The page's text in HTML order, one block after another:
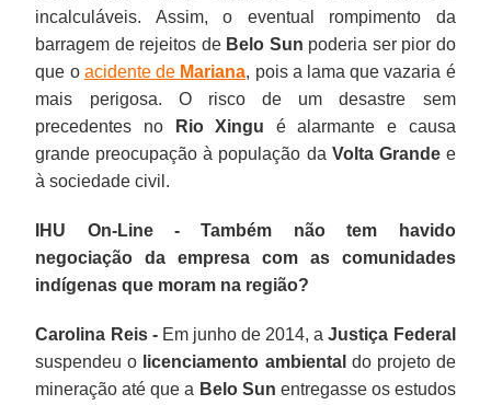
incalculáveis. Assim, o eventual rompimento da
barragem de rejeitos de Belo Sun poderia ser pior do
que o acidente de Mariana, pois a lama que vazaria é
mais perigosa. O risco de um desastre sem
precedentes no
Rio Xingu é alarmante e causa
grande preocupação à população da Volta Grandee
à sociedade civil.
IHU On-Line - Também não tem havido
negociação da empresa com as comunidades
indígenas que moram na região?
Carolina Reis -Em junho de 2014, aJustiça Federal
suspendeu o licenciamento ambiental do projeto de
mineração até que a Belo Sun entregasse os estudos